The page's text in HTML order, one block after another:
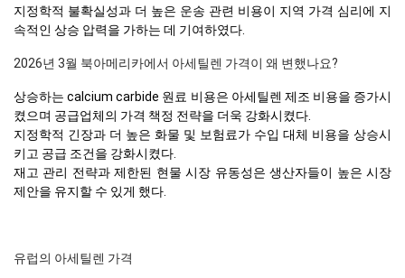
지정학적 불확실성과 더 높은 운송 관련 비용이 지역 가격 심리에 지
속적인 상승 압력을 가하는 데 기여하였다.
2026년 3월 북아메리카에서 아세틸렌 가격이 왜 변했나요?
상승하는 calcium carbide 원료 비용은 아세틸렌 제조 비용을 증가시
켰으며 공급업체의 가격 책정 전략을 더욱 강화시켰다.
지정학적 긴장과 더 높은 화물 및 보험료가 수입 대체 비용을 상승시
키고 공급 조건을 강화시켰다.
재고 관리 전략과 제한된 현물 시장 유동성은 생산자들이 높은 시장
제안을 유지할 수 있게 했다.
유럽의 아세틸렌 가격